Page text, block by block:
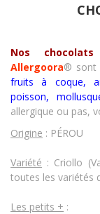
Nos
Allergoora® sont
fruits à coque,
poisson,
allergique ou pas,
Origine : PÉROU
Variété : Criollo
toutes les variétés
Les petits + :